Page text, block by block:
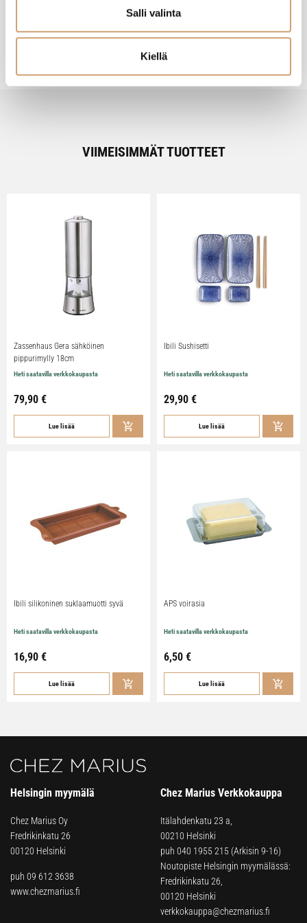
Salli valinta
Kiellä
VIIMEISIMMÄT TUOTTEET
Zassenhaus Gera sähköinen
pippurimylly 18cm
Heti saatavilla verkkokaupasta
79,90 €
Lue lisää
Ibili Sushisetti
Heti saatavilla verkkokaupasta
29,90 €
Lue lisää
Ibili silikoninen suklaamuotti syvä
Heti saatavilla verkkokaupasta
16,90 €
Lue lisää
APS voirasia
Heti saatavilla verkkokaupasta
6,50 €
Lue lisää
Helsingin myymälä
Chez Marius Oy
Fredrikinkatu 26
00120 Helsinki
puh 09 612 3638
www.chezmarius.fi
Chez Marius Verkkokauppa
Itälahdenkatu 23 a,
00210 Helsinki
puh 040 1955 215 (Arkisin 9-16)
Noutopiste Helsingin myymälässä:
Fredrikinkatu 26,
00120 Helsinki
verkkokauppa@chezmarius.fi